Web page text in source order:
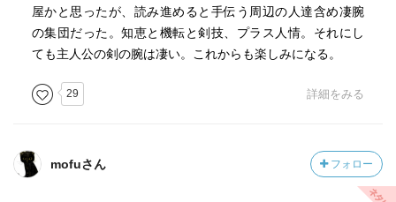
屋かと思ったが、読み進めると手伝う周辺の人達含め凄腕
の集団だった。知恵と機転と剣技、プラス人情。それにし
ても主人公の剣の腕は凄い。これからも楽しみになる。
29 詳細をみる
mofuさん フォロー